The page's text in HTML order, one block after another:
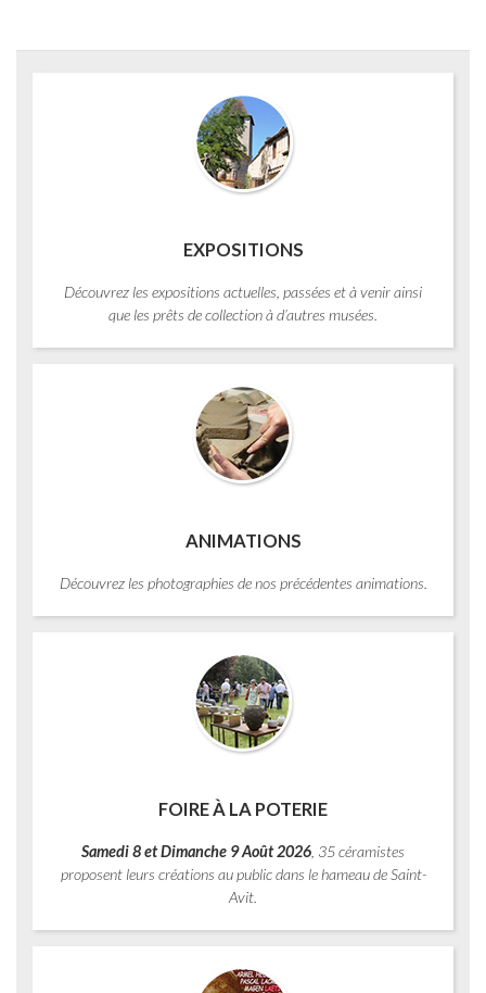
EXPOSITIONS
Découvrez les expositions actuelles, passées et à venir ainsi
que les prêts de collection à d’autres musées.
ANIMATIONS
Découvrez les photographies de nos précédentes animations.
FOIRE À LA POTERIE
Samedi 8 et Dimanche 9 Août 2026 , 35 céramistes
proposent leurs créations au public dans le hameau de Saint-
Avit.